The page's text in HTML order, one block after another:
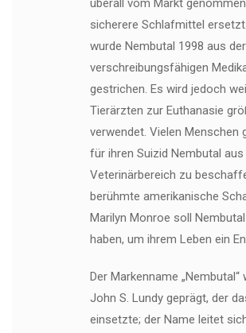
überall vom Markt
sicherere Schlafmittel
wurde Nembutal 1998 aus
verschreibungsfähigen
gestrichen. Es wird jedoch
Tierärzten zur Euthanasie
verwendet. Vielen Menschen
für ihren Suizid Nembutal aus
Veterinärbereich zu
berühmte amerikanische
Marilyn Monroe soll
haben, um ihrem Leben ein
Der Markenname „Nembutal“
John S. Lundy geprägt, der
einsetzte; der Name leitet